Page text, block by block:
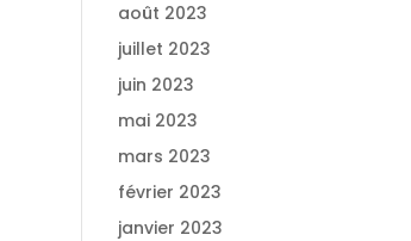
août 2023
juillet 2023
juin 2023
mai 2023
mars 2023
février 2023
janvier 2023